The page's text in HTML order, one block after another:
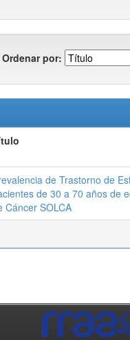
Ordenar por:
de Trastorno de
de 30 a 70 años de
Cáncer SOLCA